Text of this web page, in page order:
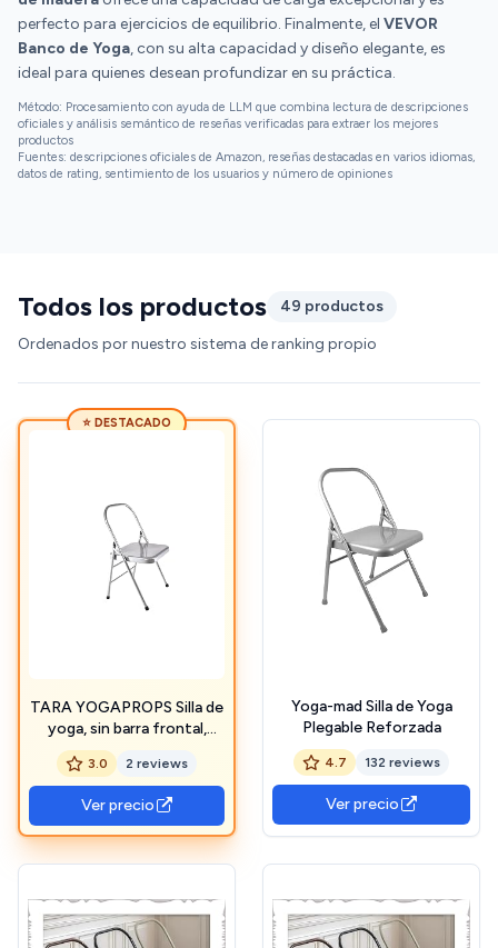
perfecto para ejercicios de equilibrio. Finalmente, el VEVOR
Banco de Yoga, con su alta capacidad y diseño elegante, es
ideal para quienes desean profundizar en su práctica.
Método: Procesamiento con ayuda de LLM que combina lectura de descripciones
oficiales y análisis semántico de reseñas verificadas para extraer los mejores
productos
Fuentes: descripciones oficiales de Amazon, reseñas destacadas en varios idiomas,
datos de rating, sentimiento de los usuarios y número de opiniones
Todos los productos
49 productos
Ordenados por nuestro sistema de ranking propio
⭐ DESTACADO
TARA YOGAPROPS Silla de
yoga, sin barra frontal,
ligera y fuerte, accesorios
de yoga
3.0 2 reviews
Ver precio
Yoga-mad Silla de Yoga
Plegable Reforzada
4.7 132 reviews
Ver precio